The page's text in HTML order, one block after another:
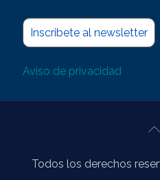
Inscribete al newsletter
Aviso de privacidad
Todos los derechos